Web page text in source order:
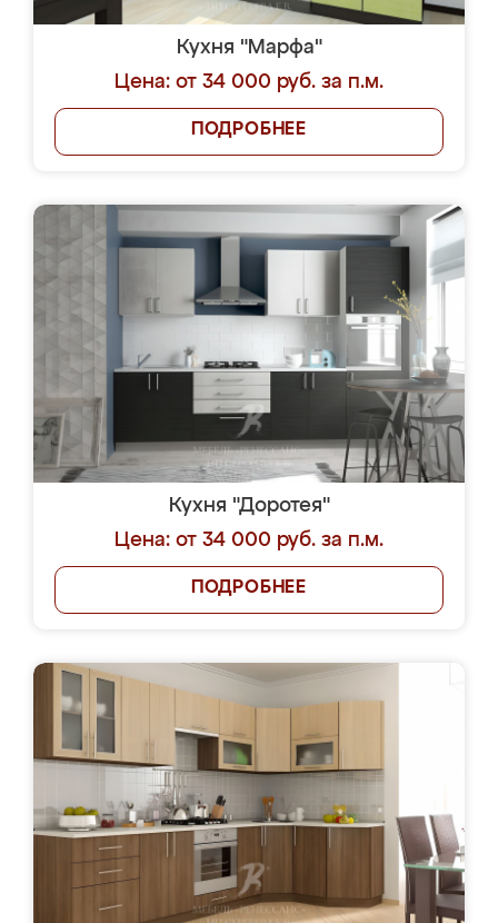
Кухня "Марфа"
Цена: от 34 000 руб. за п.м.
ПОДРОБНЕЕ
Кухня "Доротея"
Цена: от 34 000 руб. за п.м.
ПОДРОБНЕЕ